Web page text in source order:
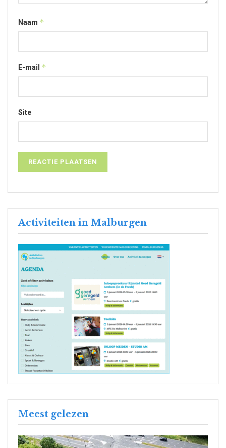
Naam *
E-mail *
Site
Activiteiten in Malburgen
Meest gelezen